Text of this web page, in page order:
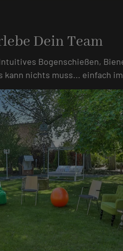
Dein Team
Bogenschießen,
nichts muss... einfach im